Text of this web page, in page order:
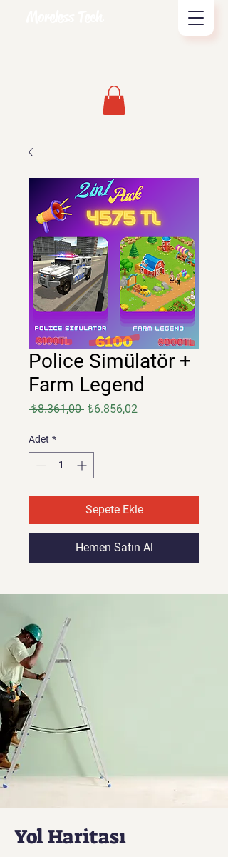
Police Simülatör +
Farm Legend
₺8.361,00 Normal
₺6.856,02
Adet *
Sepete Ekle
Hemen Satın Al
Yol Haritası